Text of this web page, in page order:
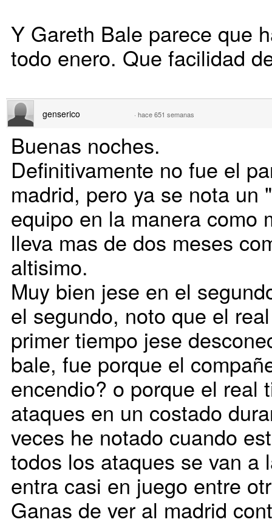
Y Gareth Bale parece que
todo enero. Que facilidad
genserico · hace 651 semanas
Buenas noches.
Definitivamente no fue el
madrid, pero ya se nota un
equipo en la manera como
lleva mas de dos meses
altisimo.
Muy bien jese en el
el segundo, noto que el
primer tiempo jese
bale, fue porque el
encendio? o porque el real
ataques en un costado
veces he notado cuando
todos los ataques se van a
entra casi en juego entre
Ganas de ver al madrid